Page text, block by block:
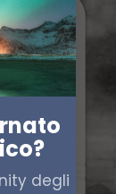
degli